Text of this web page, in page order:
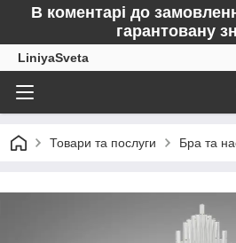
В коментарі до
гарантовану
LiniyaSveta
Товари та послуги Бра та